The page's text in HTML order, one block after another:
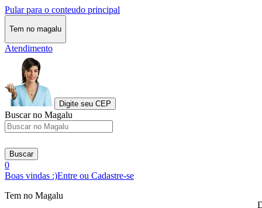
Pular para o conteudo principal
Tem no magalu
Atendimento
Digite seu CEP
Buscar no Magalu
Buscar
0
Boas vindas :)Entre ou Cadastre-se
Tem no Magalu